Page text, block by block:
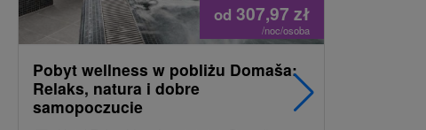
od 307,97 zł
/noc/osoba
Pobyt wellness w pobliżu Domaša:
Relaks, natura i dobre
samopoczucie